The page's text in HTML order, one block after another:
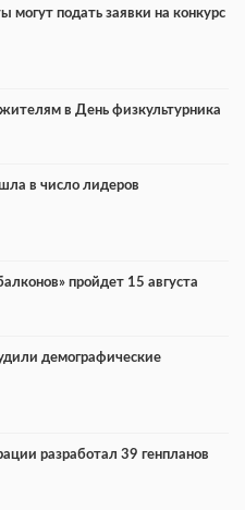
могут подать заявки на конкурс
в День физкультурника
в число лидеров
пройдет 15 августа
демографические
разработал 39 генпланов